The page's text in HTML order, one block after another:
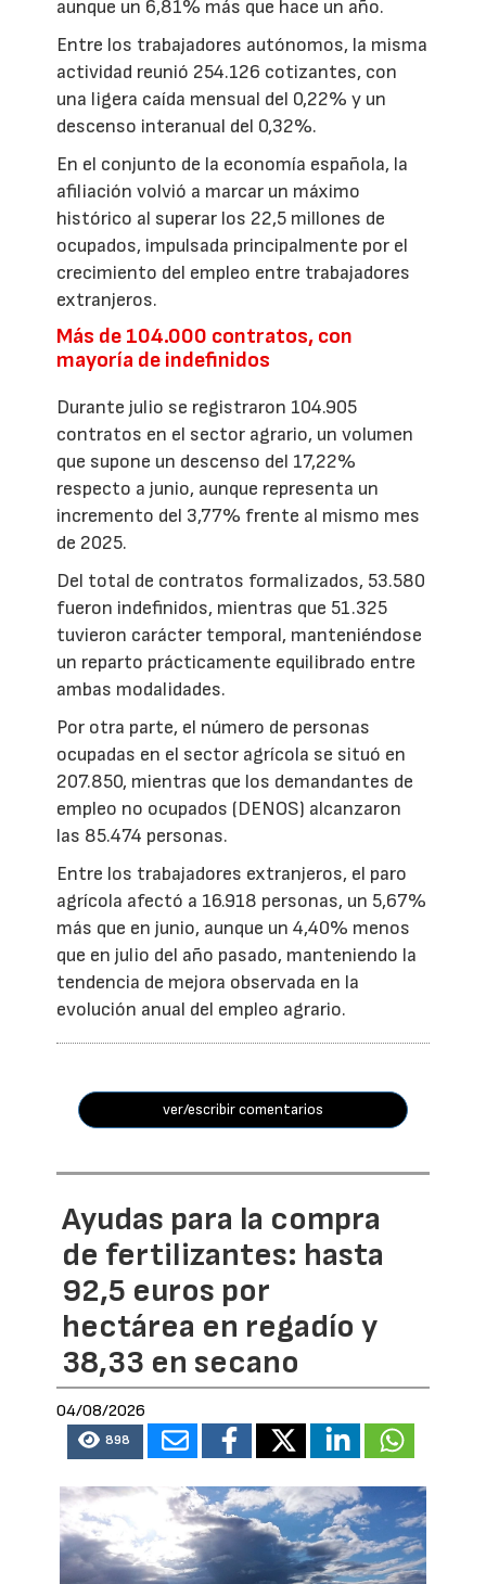
aunque un 6,81% más que hace un año.
Entre los trabajadores autónomos, la misma
actividad reunió 254.126 cotizantes, con
una ligera caída mensual del 0,22% y un
descenso interanual del 0,32%.
En el conjunto de la economía española, la
afiliación volvió a marcar un máximo
histórico al superar los 22,5 millones de
ocupados, impulsada principalmente por el
crecimiento del empleo entre trabajadores
extranjeros.
Más de 104.000 contratos, con
mayoría de indefinidos
Durante julio se registraron 104.905
contratos en el sector agrario, un volumen
que supone un descenso del 17,22%
respecto a junio, aunque representa un
incremento del 3,77% frente al mismo mes
de 2025.
Del total de contratos formalizados, 53.580
fueron indefinidos, mientras que 51.325
tuvieron carácter temporal, manteniéndose
un reparto prácticamente equilibrado entre
ambas modalidades.
Por otra parte, el número de personas
ocupadas en el sector agrícola se situó en
207.850, mientras que los demandantes de
empleo no ocupados (DENOS) alcanzaron
las 85.474 personas.
Entre los trabajadores extranjeros, el paro
agrícola afectó a 16.918 personas, un 5,67%
más que en junio, aunque un 4,40% menos
que en julio del año pasado, manteniendo la
tendencia de mejora observada en la
evolución anual del empleo agrario.
ver/escribir comentarios
Ayudas para la compra
de fertilizantes: hasta
92,5 euros por
hectárea en regadío y
38,33 en secano
04/08/2026
898